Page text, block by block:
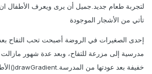
لتجربة طعام جديد.جميل أن يرى ويعرف الأطفال ان
تأتي من الأشجار الموجودة
إحدى الصغيرات في الروضة أصبحت تحب التفاح
مدرسية إلى مزرعة للتفاح، وبعد عدة شهور مازالت
خفيفة بعد عودتها من المدرسة.drawGradient()